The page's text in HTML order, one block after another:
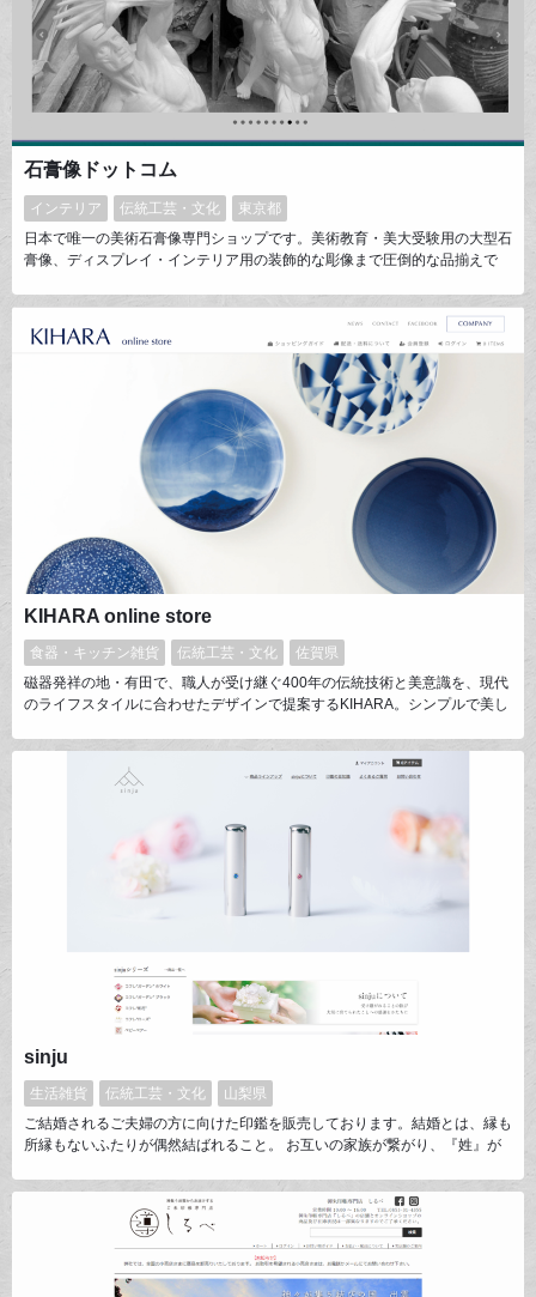
石膏像ドットコム
インテリア 伝統工芸・文化
東京都
日本で唯一の美術石膏像専門ショップです。美術教育・美大受験用の大型石
膏像、ディスプレイ・インテリア用の装飾的な彫像まで圧倒的な品揃えで
識を生かしたきめ細やかな対応を実現しています。
KIHARA online store
食器・キッチン雑貨 伝統工芸・文化
佐賀県
磁器発祥の地・有田で、職人が受け継ぐ400年の伝統技術と美意識を、現代
のライフスタイルに合わせたデザインで提案するKIHARA。シンプルで美し
産地商社として、KIHARAブランドを通し「器（うつわ）」文化を伝えてい
きます。豆皿、プレート、カップなど、おしゃれな器や飽きのこないテーブ
ルウエアなど人気の陶磁器を多数取り揃えています。
sinju
生活雑貨 伝統工芸・文化
山梨県
ご結婚されるご夫婦の方に向けた印鑑を販売しております。結婚とは、縁も
所縁もないふたりが偶然結ばれること。 お互いの家族が繋がり、『姓』が
受け継がれていくことの素晴らしさと家族になることの歓びをカタチにした
い、そんな想いから生まれた夫婦のためのブライダル印鑑「sinju」オンラ
インショップになります。